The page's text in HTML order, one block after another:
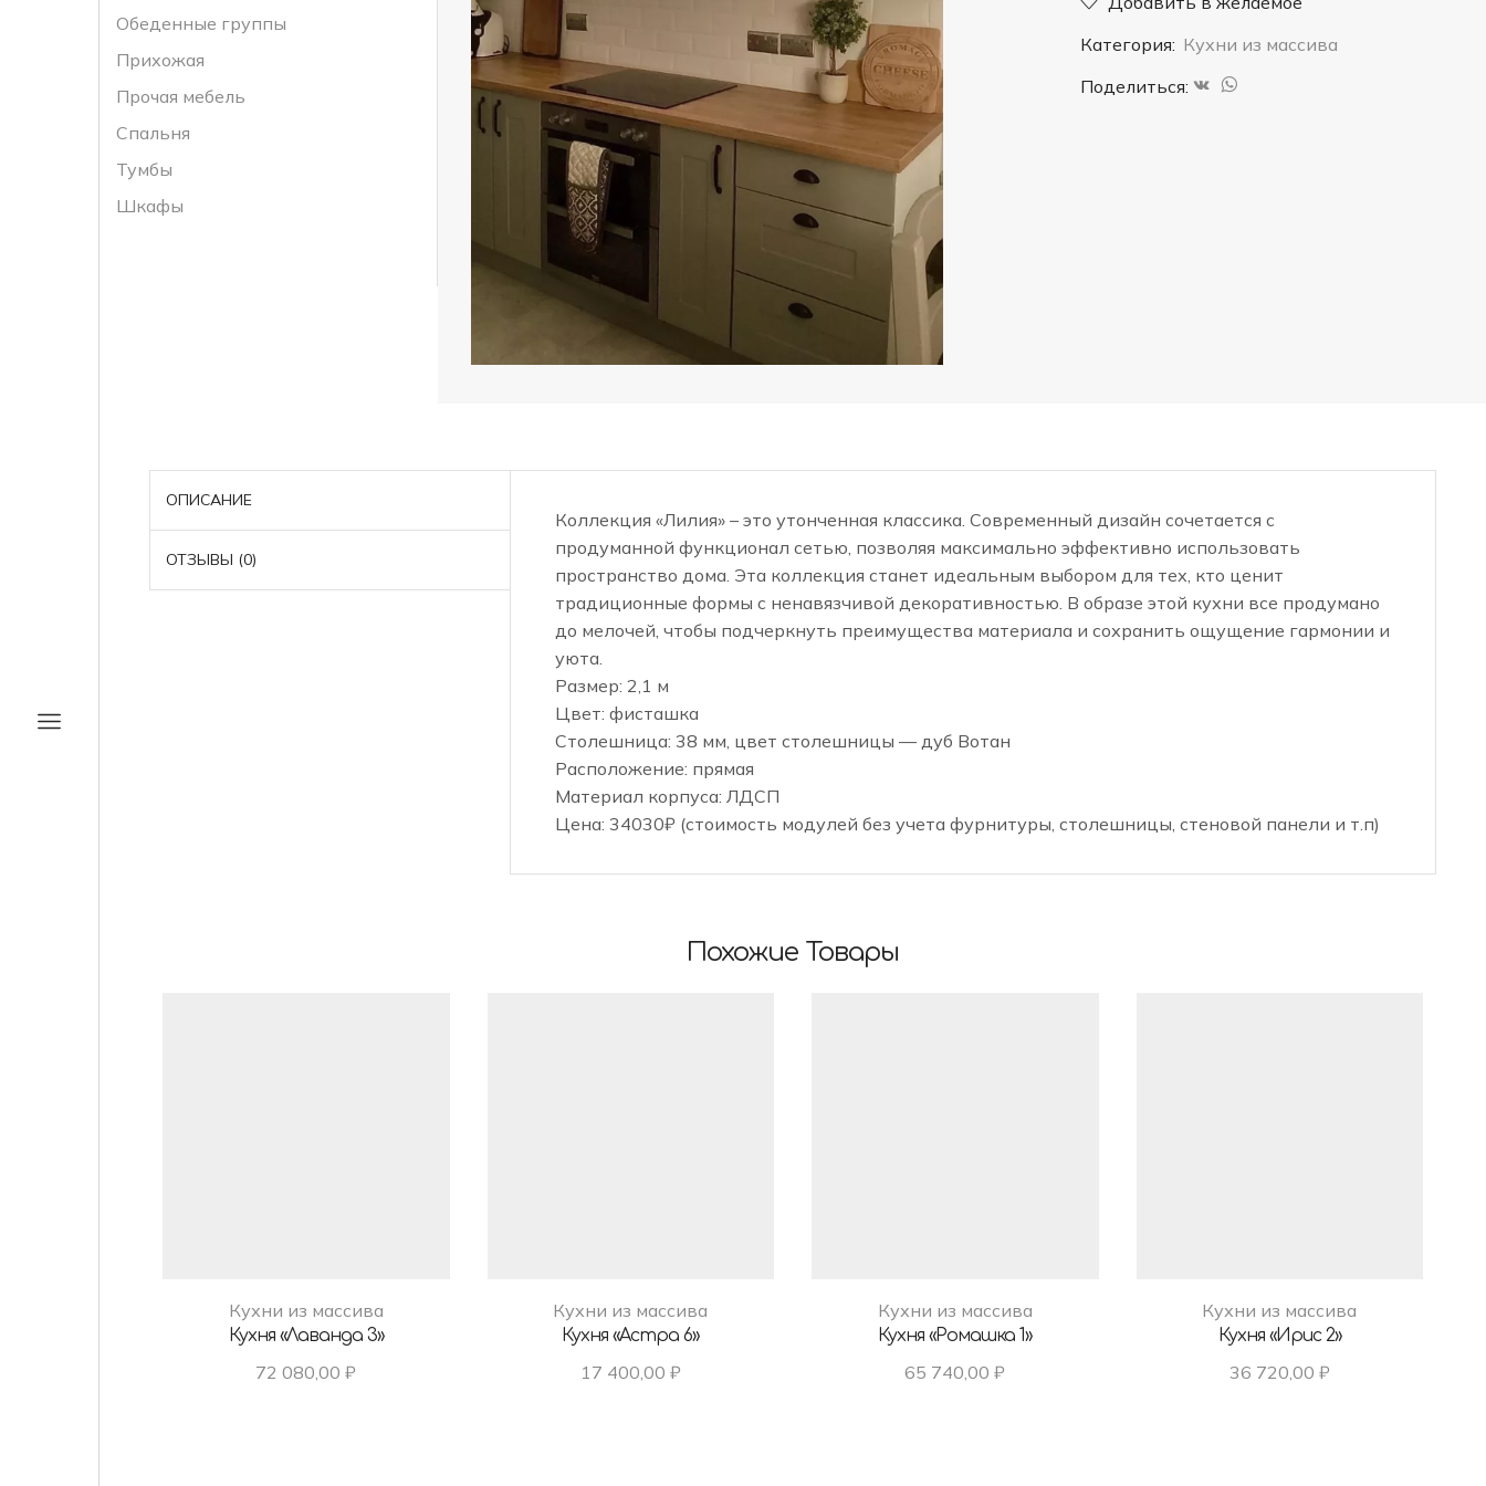
Категория: Кухни из массива
Поделиться:
Обеденные группы
Прихожая
Прочая мебель
Спальня
Тумбы
Шкафы
ОПИСАНИЕ
ОТЗЫВЫ (0)
Коллекция «Лилия» – это утонченная классика. Современный дизайн сочетается с
продуманной функционал сетью, позволяя максимально эффективно использовать
пространство дома. Эта коллекция станет идеальным выбором для тех, кто ценит
традиционные формы с ненавязчивой декоративностью. В образе этой кухни все продумано
до мелочей, чтобы подчеркнуть преимущества материала и сохранить ощущение гармонии и
уюта.
Размер: 2,1 м
Цвет: фисташка
Столешница: 38 мм, цвет столешницы — дуб Вотан
Расположение: прямая
Материал корпуса: ЛДСП
Цена: 34030₽ (стоимость модулей без учета фурнитуры, столешницы, стеновой панели и т.п)
Похожие Товары
Кухни из массива
Кухня «Лаванда 3»
72 080,00₽
Кухни из массива
Кухня «Астра 6»
17 400,00 ₽
Кухни из массива
Кухня «Ромашка 1»
65 740,00₽
Кухни из массива
Кухня «Ирис 2»
36 720,00 ₽